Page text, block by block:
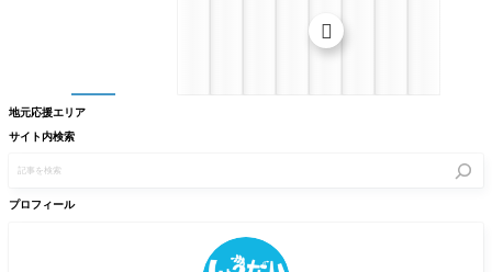
地元応援エリア
サイト内検索
検
プロフィール
